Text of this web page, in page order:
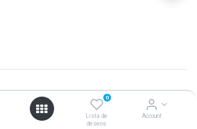
0
Lista de
deseos
Account